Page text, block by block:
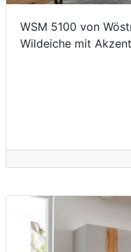
WSM 5100 von
Wildeiche mit